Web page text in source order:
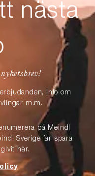
nästa
info om
m.m.
på Meindl
Sverige får spara
här.